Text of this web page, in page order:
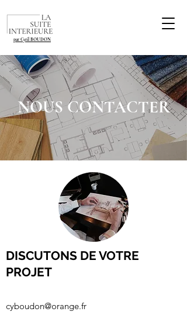
par Cyril BOUDON
NOUS CONTACTER
DISCUTONS DE VOTRE
PROJET
cyboudon@orange.fr